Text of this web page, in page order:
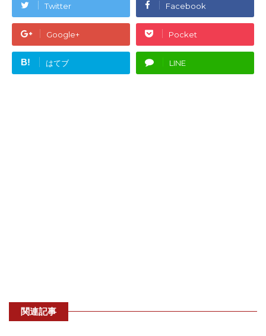
Twitter Facebook
Google+ Pocket
B! はてブ LINE
関連記事